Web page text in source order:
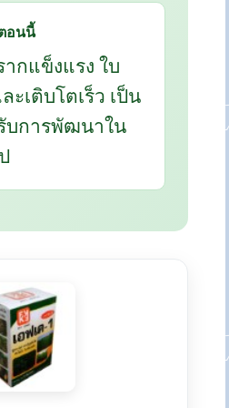
อนนี้
กแข็งแรง ใบ
ะเติบโตเร็ว เป็น
บการพัฒนาใน